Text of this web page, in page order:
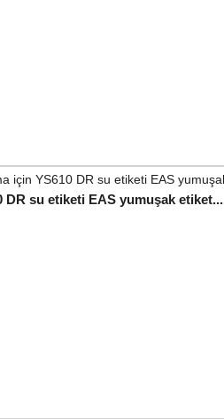
DR su etiketi EAS yumuşak etiket...